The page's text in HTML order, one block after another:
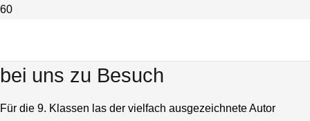
bei uns zu Besuch
Für die 9. Klassen las der vielfach ausgezeichnete Autor